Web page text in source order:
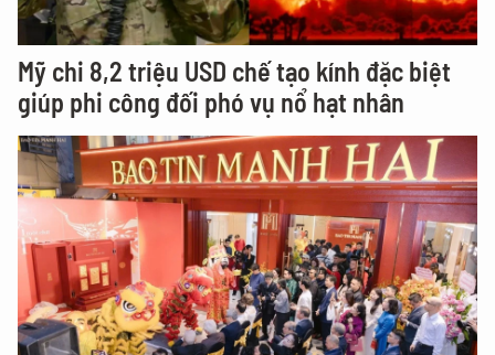
Mỹ chi 8,2 triệu USD chế tạo kính đặc biệt
giúp phi công đối phó vụ nổ hạt nhân